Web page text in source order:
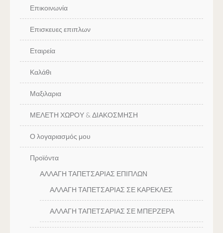
Επικοινωνία
Επισκευες επιπλων
Εταιρεία
Καλάθι
Μαξιλαρια
ΜΕΛΕΤΗ ΧΩΡΟΥ & ΔΙΑΚΟΣΜΗΣΗ
Ο λογαριασμός μου
Προϊόντα
ΑΛΛΑΓΗ ΤΑΠΕΤΣΑΡΙΑΣ ΕΠΙΠΛΩΝ
ΑΛΛΑΓΗ ΤΑΠΕΤΣΑΡΙΑΣ ΣΕ ΚΑΡΕΚΛΕΣ
ΑΛΛΑΓΗ ΤΑΠΕΤΣΑΡΙΑΣ ΣΕ ΜΠΕΡΖΕΡΑ